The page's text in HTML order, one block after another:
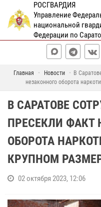
РОСГВАРДИЯ
Управление
национальной
Федерации по
Главная Новости
В
незаконного оборота
В САРАТОВЕ
ПРЕСЕКЛИ ФАКТ
ОБОРОТА
КРУПНОМ
02 октября 2023, 12:06